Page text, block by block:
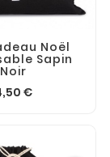
Noël
Sapin
Noir
€